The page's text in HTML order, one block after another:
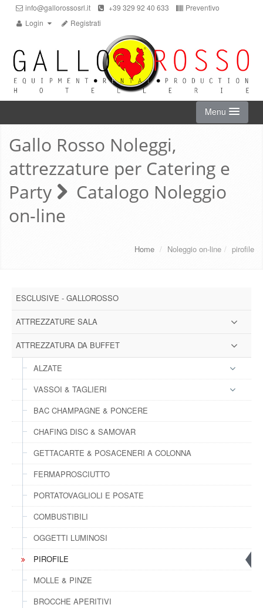
info@gallorossosrl.it +39 329 92 40 633
Preventivo
Login
Registrati
Menu
HOME
NOLEGGIO ON-LINE
CHI SIAMO
CONTATTI
FAQs
LOGIN
Gallo Rosso Noleggi,
attrezzature per Catering e
Party
Catalogo Noleggio
on-line
Home / Noleggio on-line / pirofile
ESCLUSIVE - GALLOROSSO
ATTREZZATURE SALA
ATTREZZATURA DA BUFFET
ALZATE
VASSOI & TAGLIERI
BAC CHAMPAGNE & PONCERE
CHAFING DISC & SAMOVAR
GETTACARTE & POSACENERI A COLONNA
FERMAPROSCIUTTO
PORTATOVAGLIOLI E POSATE
COMBUSTIBILI
OGGETTI LUMINOSI
PIROFILE
MOLLE & PINZE
BROCCHE APERITIVI